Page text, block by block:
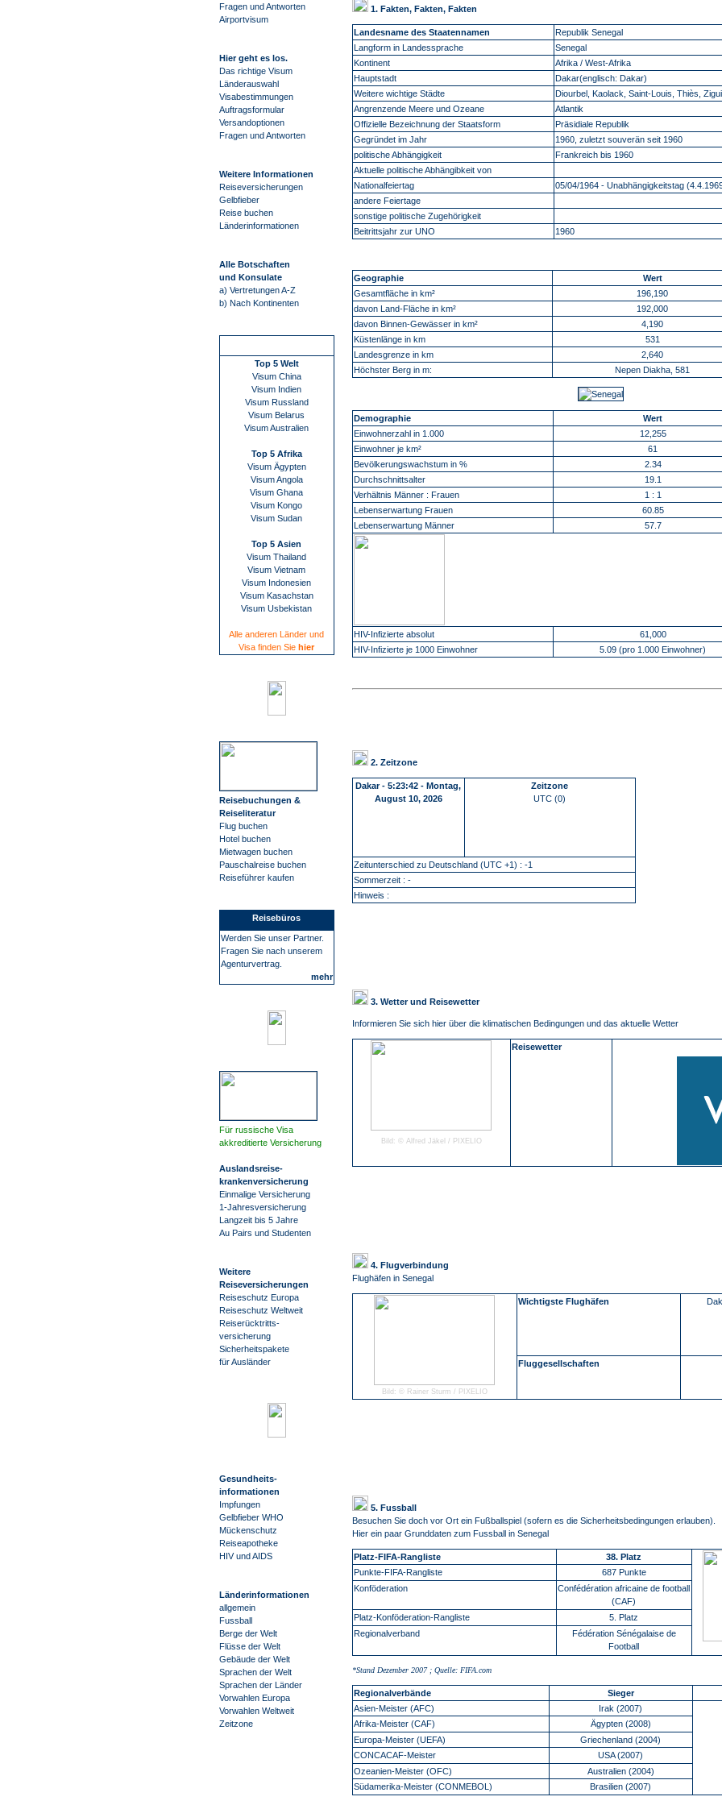
Fragen und Antworten
Airportvisum
Hier geht es los.
Das richtige Visum
Länderauswahl
Visabestimmungen
Auftragsformular
Versandoptionen
Fragen und Antworten
Weitere Informationen
Reiseversicherungen
Gelbfieber
Reise buchen
Länderinformationen
Alle Botschaften
und Konsulate
a) Vertretungen A-Z
b) Nach Kontinenten
Top 5 Welt
Visum China
Visum Indien
Visum Russland
Visum Belarus
Visum Australien
Top 5 Afrika
Visum Ägypten
Visum Angola
Visum Ghana
Visum Kongo
Visum Sudan
Top 5 Asien
Visum Thailand
Visum Vietnam
Visum Indonesien
Visum Kasachstan
Visum Usbekistan
Alle anderen Länder und
Visa finden Sie hier
Reisebuchungen &
Reiseliteratur
Flug buchen
Hotel buchen
Mietwagen buchen
Pauschalreise buchen
Reiseführer kaufen
Reisebüros
Werden Sie unser Partner.
Fragen Sie nach unserem
Agenturvertrag.
mehr
Für russische Visa
akkreditierte Versicherung
Auslandsreise-
krankenversicherung
Einmalige Versicherung
1-Jahresversicherung
Langzeit bis 5 Jahre
Au Pairs und Studenten
Weitere
Reiseversicherungen
Reiseschutz Europa
Reiseschutz Weltweit
Reiserücktritts-
versicherung
Sicherheitspakete
für Ausländer
Gesundheits-
informationen
Impfungen
Gelbfieber WHO
Mückenschutz
Reiseapotheke
HIV und AIDS
Länderinformationen
allgemein
Fussball
Berge der Welt
Flüsse der Welt
Gebäude der Welt
Sprachen der Welt
Sprachen der Länder
Vorwahlen Europa
Vorwahlen Weltweit
Zeitzone
1. Fakten, Fakten, Fakten
Landesname des Staatennamen
Republik Senegal
Langform in Landessprache
Senegal
Kontinent
Afrika / West-Afrika
Hauptstadt
Dakar(englisch: Dakar)
Weitere wichtige Städte
Diourbel, Kaolack, Saint-Louis, Thiès,
Angrenzende Meere und Ozeane
Atlantik
Offizielle Bezeichnung der Staatsform
Präsidiale Republik
Gegründet im Jahr
1960, zuletzt souverän seit 1960
politische Abhängigkeit
Frankreich bis 1960
Aktuelle politische Abhängibkeit von
Nationalfeiertag
05/04/1964 - Unabhängigkeitstag
andere Feiertage
sonstige politische Zugehörigkeit
Beitrittsjahr zur UNO
1960
Geographie Wert
Gesamtfläche in km²
196,190
davon Land-Fläche in km²
192,000
davon Binnen-Gewässer in km²
4,190
Küstenlänge in km
531
Landesgrenze in km
2,640
Höchster Berg in m:
Nepen Diakha, 581
Demographie Wert
Einwohnerzahl in 1.000
12,255
Einwohner je km²
61
Bevölkerungswachstum in %
2.34
Durchschnittsalter
19.1
Verhältnis Männer : Frauen
1 : 1
Lebenserwartung Frauen
60.85
Lebenserwartung Männer
57.7
HIV-Infizierte absolut 61,000
HIV-Infizierte je 1000 Einwohner
5.09 (pro 1.000 Einwohner)
2. Zeitzone
Dakar-5:23:43 - Montag,
August 10, 2026
Zeitzone
UTC (0)
Zeitunterschied zu Deutschland (UTC +1) : -1
Sommerzeit : -
Hinweis :
3. Wetter und Reisewetter
Informieren Sie sich hier über die klimatischen Bedingungen und das aktuelle Wetter
Bild: © Alfred Jäkel / PIXELIO
Reisewetter
4. Flugverbindung
Flughäfen in Senegal
Bild: © Rainer Sturm / PIXELIO
Wichtigste Flughäfen
Fluggesellschaften
5. Fussball
Besuchen Sie doch vor Ort ein Fußballspiel (sofern es die Sicherheitsbedingungen erlauben).
Hier ein paar Grunddaten zum Fussball in Senegal
Platz-FIFA-Rangliste 38. Platz
Punkte-FIFA-Rangliste
687 Punkte
Konföderation
Confédération africaine de football
(CAF)
Platz-Konföderation-Rangliste
5. Platz
Regionalverband
Fédération Sénégalaise de
Football
*Stand Dezember 2007 ; Quelle: FIFA.com
Regionalverbände Sieger
Asien-Meister (AFC)
Irak (2007)
Afrika-Meister (CAF)
Ägypten (2008)
Europa-Meister (UEFA)
Griechenland (2004)
CONCACAF-Meister
USA (2007)
Ozeanien-Meister (OFC)
Australien (2004)
Südamerika-Meister (CONMEBOL)
Brasilien (2007)